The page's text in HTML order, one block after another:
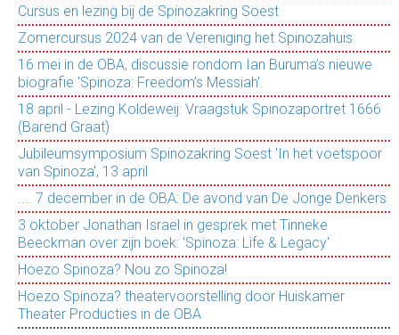
Cursus en lezing bij de Spinozakring Soest
Zomercursus 2024 van de Vereniging het Spinozahuis
16 mei in de OBA, discussie rondom Ian Buruma’s nieuwe
biografie 'Spinoza: Freedom’s Messiah'.
18 april - Lezing Koldeweij: Vraagstuk Spinozaportret 1666
(Barend Graat)
Jubileumsymposium Spinozakring Soest 'In het voetspoor
van Spinoza', 13 april
.... 7 december in de OBA: De avond van De Jonge Denkers
3 oktober Jonathan Israel in gesprek met Tinneke
Beeckman over zijn boek: 'Spinoza: Life & Legacy'
Hoezo Spinoza? Nou zo Spinoza!
Hoezo Spinoza? theatervoorstelling door Huiskamer
Theater Producties in de OBA